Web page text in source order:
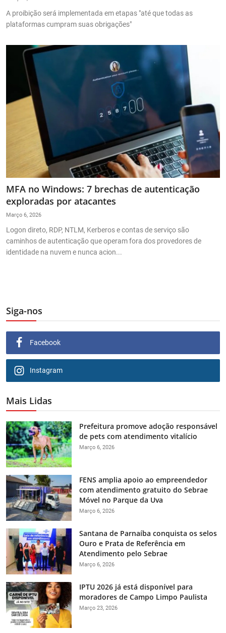
A proibição será implementada em etapas "até que todas as
plataformas cumpram suas obrigações"
MFA no Windows: 7 brechas de autenticação
exploradas por atacantes
Março 6, 2026
Logon direto, RDP, NTLM, Kerberos e contas de serviço são
caminhos de autenticação que operam fora dos provedores de
identidade na nuvem e nunca acion...
Siga-nos
Facebook
Instagram
Mais Lidas
Prefeitura promove adoção responsável
de pets com atendimento vitalício
Março 6, 2026
FENS amplia apoio ao empreendedor
com atendimento gratuito do Sebrae
Móvel no Parque da Uva
Março 6, 2026
Santana de Parnaíba conquista os selos
Ouro e Prata de Referência em
Atendimento pelo Sebrae
Março 6, 2026
IPTU 2026 já está disponível para
moradores de Campo Limpo Paulista
Março 23, 2026